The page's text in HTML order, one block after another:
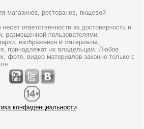
магазинов, ресторанов, пищевой
ответственности за достоверность и
размещенной пользователями.
изображения и материалы,
принадлежат их владельцам. Любое
фото, видео материалов законно только с
конфиденциальности